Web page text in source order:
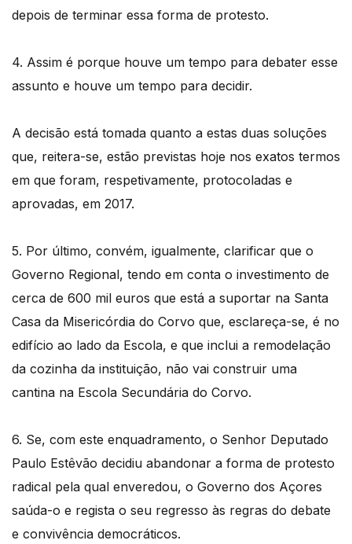
depois de terminar essa forma de protesto.
4. Assim é porque houve um tempo para debater esse
assunto e houve um tempo para decidir.
A decisão está tomada quanto a estas duas soluções
que, reitera-se, estão previstas hoje nos exatos termos
em que foram, respetivamente, protocoladas e
aprovadas, em 2017.
5. Por último, convém, igualmente, clarificar que o
Governo Regional, tendo em conta o investimento de
cerca de 600 mil euros que está a suportar na Santa
Casa da Misericórdia do Corvo que, esclareça-se, é no
edifício ao lado da Escola, e que inclui a remodelação
da cozinha da instituição, não vai construir uma
cantina na Escola Secundária do Corvo.
6. Se, com este enquadramento, o Senhor Deputado
Paulo Estêvão decidiu abandonar a forma de protesto
radical pela qual enveredou, o Governo dos Açores
saúda-o e regista o seu regresso às regras do debate
e convivência democráticos.